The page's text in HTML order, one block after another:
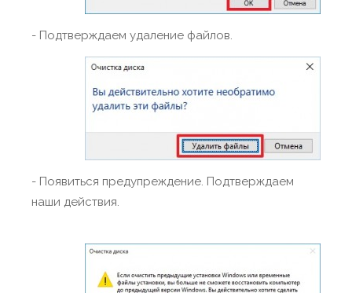
- Подтверждаем удаление файлов.
- Появиться предупреждение. Подтверждаем
наши действия.